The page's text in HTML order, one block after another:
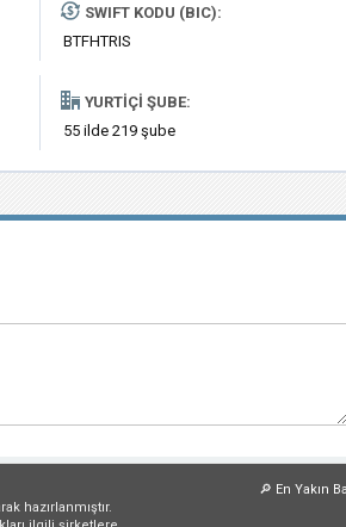
SWIFT KODU (BIC):
BTFHTRIS
YURTIÇI ŞUBE:
55 ilde 219 şube
🔎 En Yakın
hazırlanmıştır.